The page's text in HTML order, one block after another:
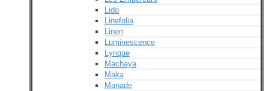
Lido
Linefolia
Linen
Luminescence
Lyrique
Machaya
Maka
Manade